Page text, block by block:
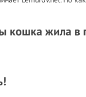
кошка жила в